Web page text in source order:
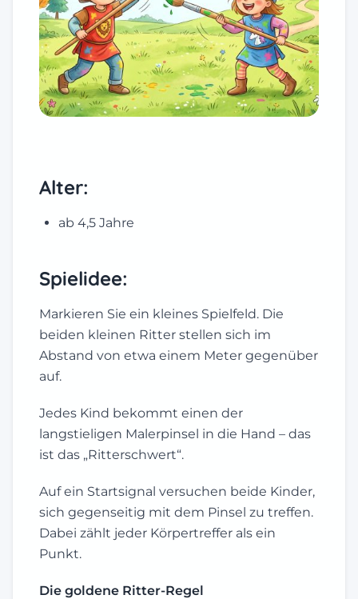
Alter:
ab 4,5 Jahre
Spielidee:
Markieren Sie ein kleines Spielfeld. Die
beiden kleinen Ritter stellen sich im
Abstand von etwa einem Meter gegenüber
auf.
Jedes Kind bekommt einen der
langstieligen Malerpinsel in die Hand – das
ist das „Ritterschwert“.
Auf ein Startsignal versuchen beide Kinder,
sich gegenseitig mit dem Pinsel zu treffen.
Dabei zählt jeder Körpertreffer als ein
Punkt.
Die goldene Ritter-Regel